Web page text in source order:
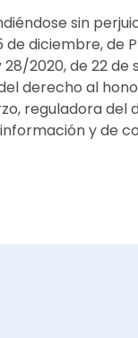
sin
de diciembre, de
2020, de 22
derecho al
reguladora
información y de